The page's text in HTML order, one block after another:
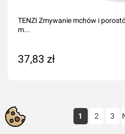
TENZI Zmywanie mchów i
m...
37,83 zł
1 2 3